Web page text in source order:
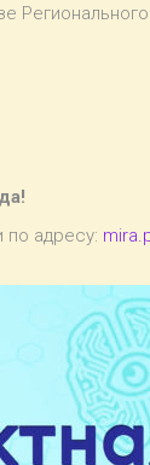
по адресу: